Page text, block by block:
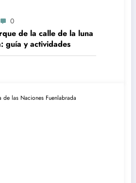
0
de la calle de la luna
guía y actividades